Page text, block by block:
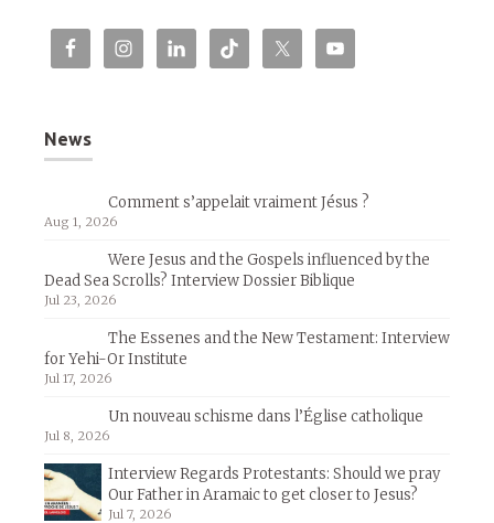
News
Comment s’appelait vraiment Jésus ?
Aug 1, 2026
Were Jesus and the Gospels influenced by the
Dead Sea Scrolls? Interview Dossier Biblique
Jul 23, 2026
The Essenes and the New Testament: Interview
for Yehi-Or Institute
Jul 17, 2026
Un nouveau schisme dans l’Église catholique
Jul 8, 2026
Interview Regards Protestants: Should we pray
Our Father in Aramaic to get closer to Jesus?
Jul 7, 2026